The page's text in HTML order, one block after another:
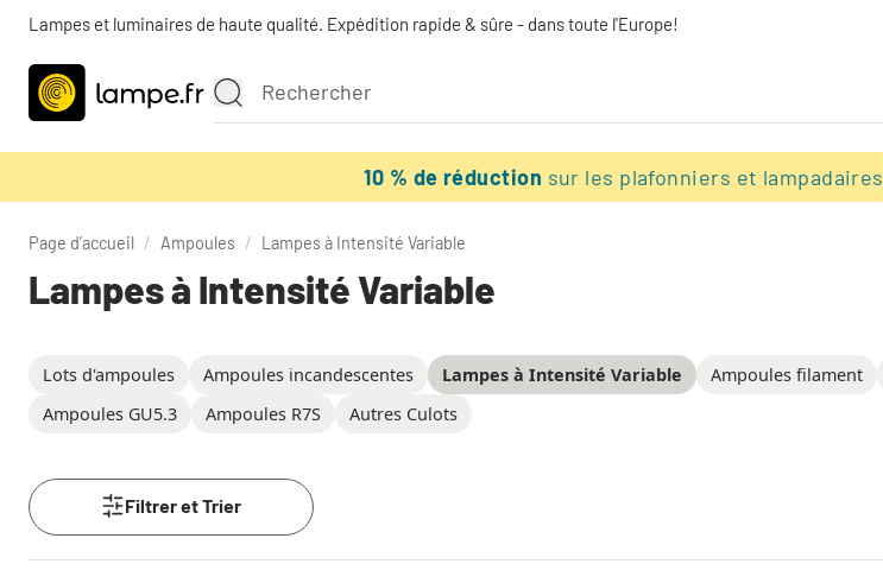
Lampes et luminaires de haute qualité. Expédition rapide & sûre - dans toute l'Europe!
10 % de réduction sur les plafonniers et lampadaires
Page d’accueil / Ampoules / Lampes à Intensité Variable
Lampes à Intensité Variable
Lots d'ampoules Ampoules incandescentes Lampes à Intensité Variable Ampoules filament
Ampoules GU5.3
Ampoules R7S Autres Culots
Filtrer et Trier